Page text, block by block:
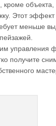
кроме
Этот
меньше
управления
получите